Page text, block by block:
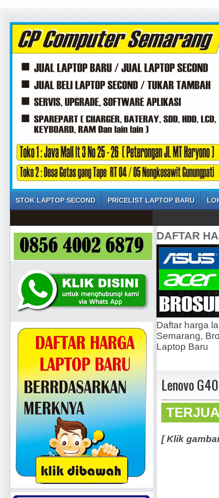
STOK LAPTOP SECOND PRICELIST LAPTOP BARU
DAFTAR
Daftar harga
Semarang,
Laptop Baru
Lenovo
[ Klik